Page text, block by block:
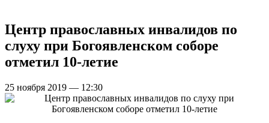
Центр православных инвалидов по
слуху при Богоявленском соборе
отметил 10-летие
25 ноября 2019 — 12:30